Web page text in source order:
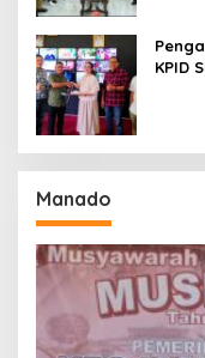
KPID
Manado